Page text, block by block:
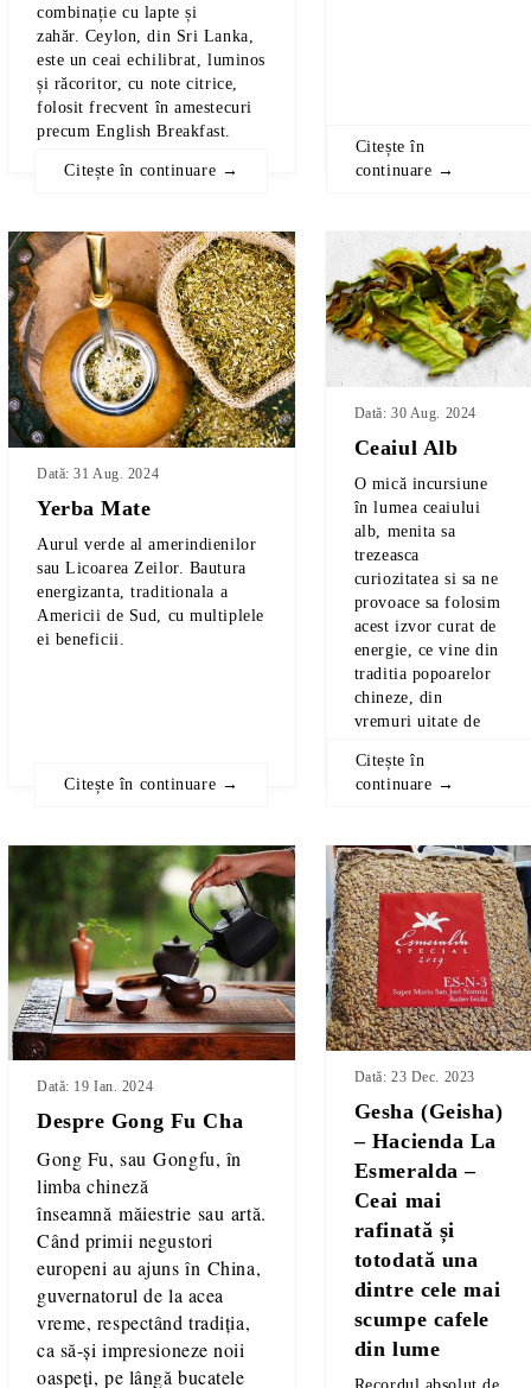
combinație cu lapte și
zahăr. Ceylon, din Sri Lanka,
este un ceai echilibrat, luminos
și răcoritor, cu note citrice,
folosit frecvent în amestecuri
precum English Breakfast.
Citește în continuare →
Citește în
continuare →
Yerba Mate
Dată: 31 Aug. 2024
Aurul verde al amerindienilor
sau Licoarea Zeilor. Bautura
energizanta, traditionala a
Americii de Sud, cu multiplele
ei beneficii.
Citește în continuare →
Ceaiul Alb
Dată: 30 Aug. 2024
O mică incursiune
în lumea ceaiului
alb, menita sa
trezeasca
curiozitatea si sa ne
provoace sa folosim
acest izvor curat de
energie, ce vine din
traditia popoarelor
chineze, din
vremuri uitate de
Citește în
continuare →
Despre Gong Fu Cha
Dată: 19 Ian. 2024
Gong Fu, sauGongfu, în
limba chineză
înseamnămăiestrie sau artă.
Când primii negustori
europeni au ajuns în China,
guvernatorul de la acea
vreme, respectând tradiția,
ca să-și impresioneze noii
oaspeți, pe lângă bucatele
Gesha (Geisha)
– Hacienda La
Esmeralda –
Ceai mai
rafinată și
totodată una
dintre cele mai
scumpe cafele
din lume
Dată: 23 Dec. 2023